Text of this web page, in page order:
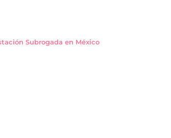
Subrogada en México